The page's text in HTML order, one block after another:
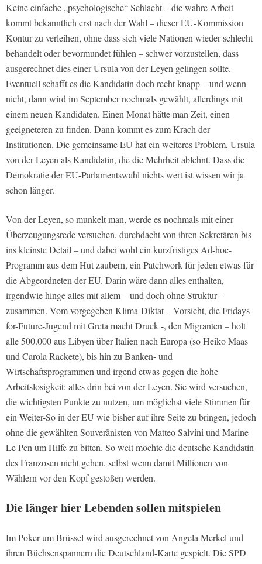
Keine einfache „psychologische“ Schlacht – die wahre Arbeit
kommt bekanntlich erst nach der Wahl – dieser EU-Kommission
Kontur zu verleihen, ohne dass sich viele Nationen wieder schlecht
behandelt oder bevormundet fühlen – schwer vorzustellen, dass
ausgerechnet dies einer Ursula von der Leyen gelingen sollte.
Eventuell schafft es die Kandidatin doch recht knapp – und wenn
nicht, dann wird im September nochmals gewählt, allerdings mit
einem neuen Kandidaten. Einen Monat hätte man Zeit, einen
geeigneteren zu finden. Dann kommt es zum Krach der
Institutionen. Die gemeinsame EU hat ein weiteres Problem, Ursula
von der Leyen als Kandidatin, die die Mehrheit ablehnt. Dass die
Demokratie der EU-Parlamentswahl nichts wert ist wissen wir ja
schon länger.
Von der Leyen, so munkelt man, werde es nochmals mit einer
Überzeugungsrede versuchen, durchdacht von ihren Sekretären bis
ins kleinste Detail – und dabei wohl ein kurzfristiges Ad-hoc-
Programm aus dem Hut zaubern, ein Patchwork für jeden etwas für
die Abgeordneten der EU. Darin wäre dann alles enthalten,
irgendwie hinge alles mit allem – und doch ohne Struktur –
zusammen. Vom vorgegeben Klima-Diktat – Vorsicht, die Fridays-
for-Future-Jugend mit Greta macht Druck -, den Migranten – holt
alle 500.000 aus Libyen über Italien nach Europa (so Heiko Maas
und Carola Rackete), bis hin zu Banken- und
Wirtschaftsprogrammen und irgend etwas gegen die hohe
Arbeitslosigkeit: alles drin bei von der Leyen. Sie wird versuchen,
die wichtigsten Punkte zu nutzen, um möglichst viele Stimmen für
ein Weiter-So in der EU wie bisher auf ihre Seite zu bringen, jedoch
ohne die gewählten Souveränisten von Matteo Salvini und Marine
Le Pen um Hilfe zu bitten. So weit möchte die deutsche Kandidatin
des Franzosen nicht gehen, selbst wenn damit Millionen von
Wählern vor den Kopf gestoßen werden.
Die länger hier Lebenden sollen mitspielen
Im Poker um Brüssel wird ausgerechnet von Angela Merkel und
ihren Büchsenspannern die Deutschland-Karte gespielt. Die SPD